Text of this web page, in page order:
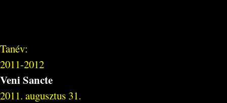
Tanév:
2011-2012
Veni Sancte
2011. augusztus 31.